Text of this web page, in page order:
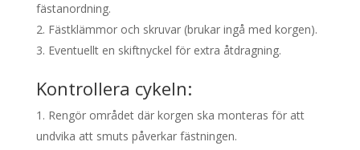
fästanordning.
Fästklämmor och skruvar (brukar ingå med korgen).
Eventuellt en skiftnyckel för extra åtdragning.
Kontrollera cykeln:
Rengör området där korgen ska monteras för att
undvika att smuts påverkar fästningen.